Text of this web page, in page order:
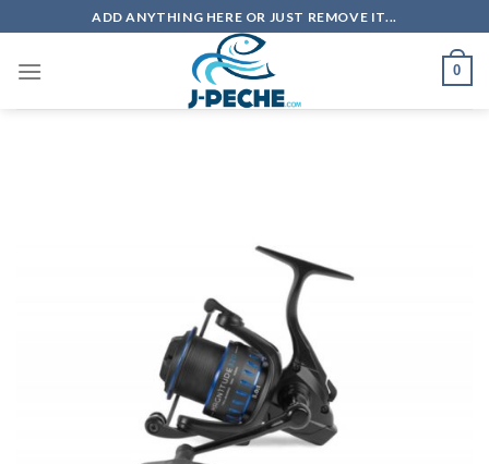
to
content
ADD ANYTHING HERE OR JUST REMOVE IT...
0